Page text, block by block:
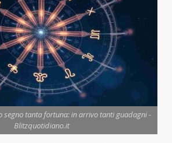
segno tanta fortuna: in arrivo tanti guadagni -
Blitzquotidiano.it